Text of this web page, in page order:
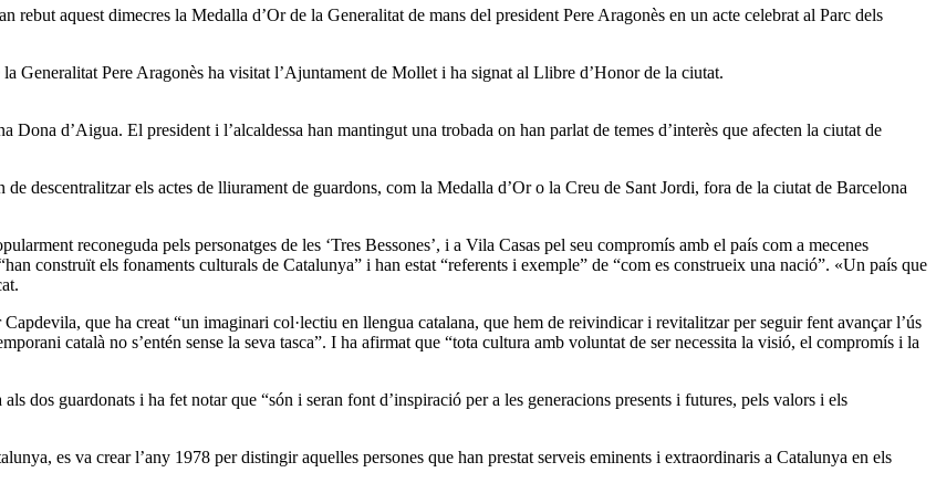
aquest dimecres la Medalla d’Or de la Generalitat de mans del president Pere Aragonès en un acte celebrat al Parc dels
Generalitat Pere Aragonès ha visitat l’Ajuntament de Mollet i ha signat al Llibre d’Honor de la ciutat.
d’Aigua. El president i l’alcaldessa han mantingut una trobada on han parlat de temes d’interès que afecten la ciutat de
descentralitzar els actes de lliurament de guardons, com la Medalla d’Or o la Creu de Sant Jordi, fora de la ciutat de Barcelona
reconeguda pels personatges de les ‘Tres Bessones’, i a Vila Casas pel seu compromís amb el país com a mecenes
construït els fonaments culturals de Catalunya” i han estat “referents i exemple” de “com es construeix una nació”. «Un país que
que ha creat “un imaginari col·lectiu en llengua catalana, que hem de reivindicar i revitalitzar per seguir fent avançar l’ús
català no s’entén sense la seva tasca”. I ha afirmat que “tota cultura amb voluntat de ser necessita la visió, el compromís i la
dos guardonats i ha fet notar que “són i seran font d’inspiració per a les generacions presents i futures, pels valors i els
es va crear l’any 1978 per distingir aquelles persones que han prestat serveis eminents i extraordinaris a Catalunya en els